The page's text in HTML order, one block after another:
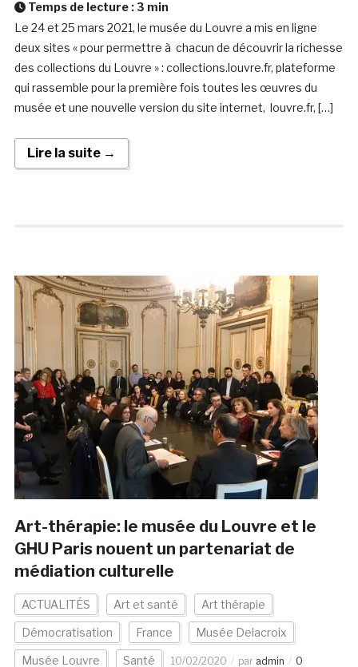
Temps de lecture : 3 min
Le 24 et 25 mars 2021, le musée du Louvre a mis en ligne
deux sites « pour permettre à chacun de découvrir la richesse
des collections du Louvre » : collections.louvre.fr, plateforme
qui rassemble pour la première fois toutes les œuvres du
musée et une nouvelle version du site internet, louvre.fr, […]
Lire la suite →
Art-thérapie: le musée du Louvre et le
GHU Paris nouent un partenariat de
médiation culturelle
ACTUALITÉS Art et santé Art thérapie
Démocratisation France Musée Delacroix
Musée Louvre Santé 10/02/2020 par admin 0